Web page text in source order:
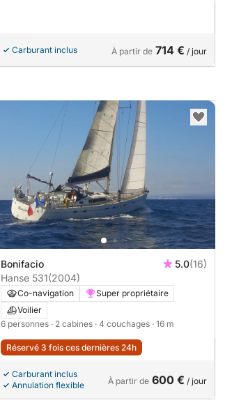
Carburant inclus À partir de 714 € / jour
Bonifacio 5.0(16)
Hanse 531(2004)
Co-navigation
Super propriétaire
Voilier
6 personnes · 2 cabines · 4 couchages · 16 m
Réservé 3 fois ces dernières 24h
Carburant inclus
Annulation flexible
À partir de 600 € / jour